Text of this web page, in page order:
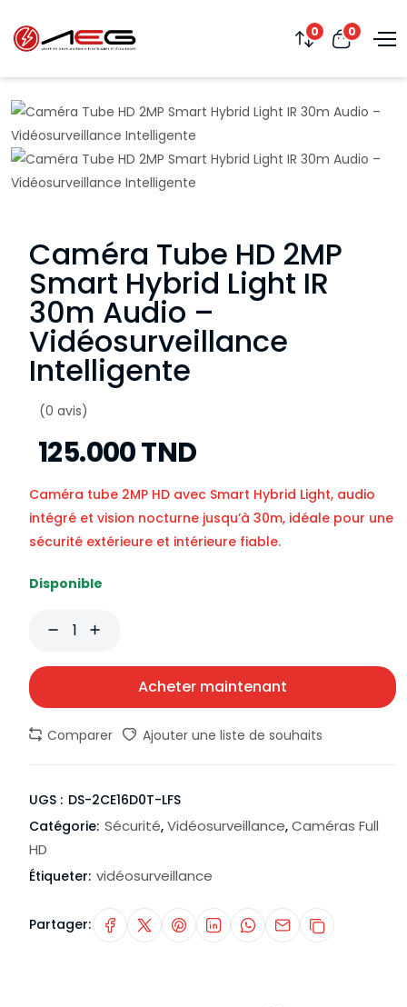
0 0
Caméra Tube HD 2MP
Smart Hybrid Light IR
30m Audio –
Vidéosurveillance
Intelligente
(0 avis)
125.000 TND
Caméra tube 2MP HD avec Smart Hybrid Light, audio
intégré et vision nocturne jusqu’à 30m, idéale pour une
sécurité extérieure et intérieure fiable.
Disponible
Acheter maintenant
Comparer Ajouter une liste de souhaits
UGS : DS-2CE16D0T-LFS
Catégorie: Sécurité, Vidéosurveillance, Caméras Full
HD
Étiqueter: vidéosurveillance
Partager: